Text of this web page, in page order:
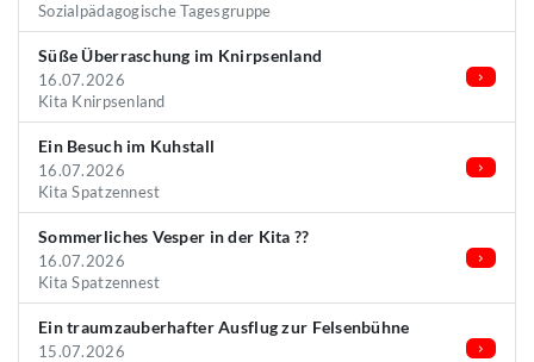
Sozialpädagogische Tagesgruppe
Süße Überraschung im Knirpsenland
16.07.2026
Kita Knirpsenland
Ein Besuch im Kuhstall
16.07.2026
Kita Spatzennest
Sommerliches Vesper in der Kita ??
16.07.2026
Kita Spatzennest
Ein traumzauberhafter Ausflug zur Felsenbühne
15.07.2026